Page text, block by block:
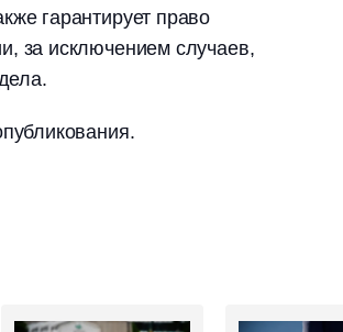
гарантирует право
за исключением случаев,